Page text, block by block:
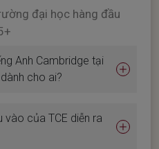
đại học hàng đầu
Anh Cambridge tại
cho ai?
vào của TCE diễn ra